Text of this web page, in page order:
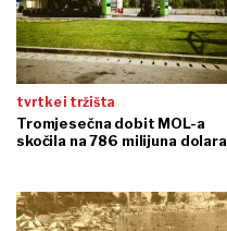
tvrtke i tržišta
Tromjesečna dobit MOL-a
skočila na 786 milijuna dolara